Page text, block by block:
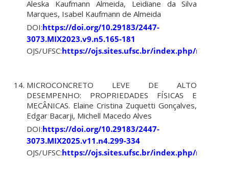
Aleska Kaufmann Almeida, Leidiane da Silva
Marques, Isabel Kaufmann de Almeida
DOI:https://doi.org/10.29183/2447-
3073.MIX2023.v9.n5.165-181
OJS/UFSC:https://ojs.sites.ufsc.br/index.php/
MICROCONCRETO LEVE DE ALTO
DESEMPENHO: PROPRIEDADES FÍSICAS E
MECÂNICAS. Elaine Cristina Zuquetti Gonçalves,
Edgar Bacarji, Michell Macedo Alves
DOI:https://doi.org/10.29183/2447-
3073.MIX2025.v11.n4.299-334
OJS/UFSC:https://ojs.sites.ufsc.br/index.php/